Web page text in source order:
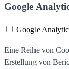
Google
Google
Eine Reihe von
Erstellung von